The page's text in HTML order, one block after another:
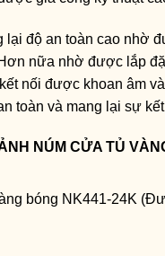
lại độ an toàn cao nhờ
nữa nhờ được lắp
nối được khoan âm
toàn và mang lại sự
NÚM CỬA TỦ